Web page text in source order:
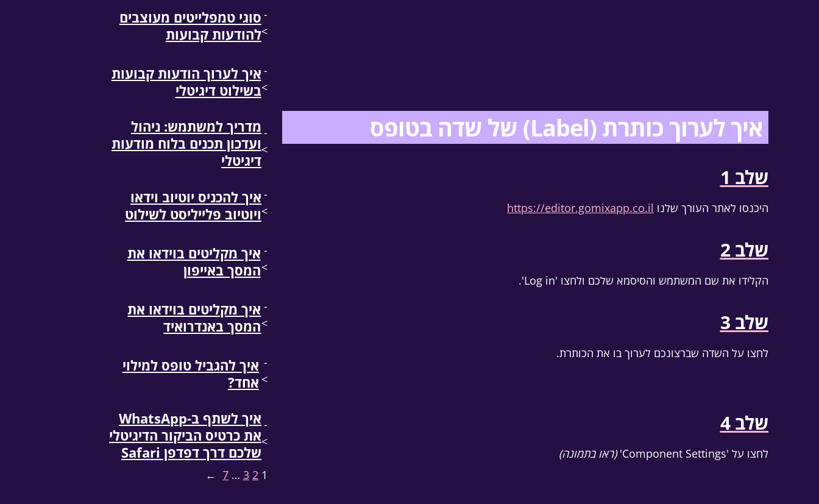
איך לערוך כותרת (Label) של שדה בטופס
שלב 1
היכנסו לאתר העורך שלנו https://editor.gomixapp.co.il
שלב 2
הקלידו את שם המשתמש והסיסמא שלכם ולחצו 'Log in'.
שלב 3
לחצו על השדה שברצונכם לערוך בו את הכותרת.
שלב 4
לחצו על 'Component Settings' (ראו בתמונה)
-
>
סוגי טמפלייטים מעוצבים
להודעות קבועות
-
>
איך לערוך הודעות קבועות
בשילוט דיגיטלי
-
>
מדריך למשתמש: ניהול
ועדכון תכנים בלוח מודעות
דיגיטלי
-
>
איך להכניס יוטיוב וידאו
ויוטיוב פלייליסט לשילוט
-
>
איך מקליטים בוידאו את
המסך באייפון
-
>
איך מקליטים בוידאו את
המסך באנדרואיד
-
>
איך להגביל טופס למילוי
אחד?
-
>
איך לשתף ב-WhatsApp
את כרטיס הביקור הדיגיטלי
שלכם דרך דפדפן Safari
1
2
3
…
7
→